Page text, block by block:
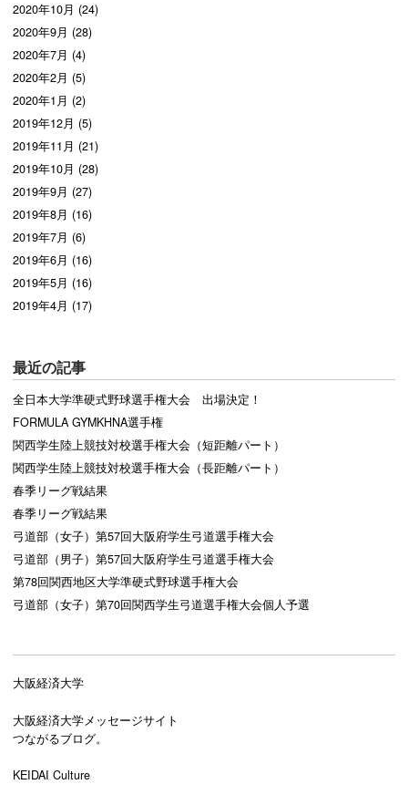
2020年10月 (24)
2020年9月 (28)
2020年7月 (4)
2020年2月 (5)
2020年1月 (2)
2019年12月 (5)
2019年11月 (21)
2019年10月 (28)
2019年9月 (27)
2019年8月 (16)
2019年7月 (6)
2019年6月 (16)
2019年5月 (16)
2019年4月 (17)
最近の記事
全日本大学準硬式野球選手権大会 出場決定！
FORMULA GYMKHNA選手権
関西学生陸上競技対校選手権大会（短距離パート）
関西学生陸上競技対校選手権大会（長距離パート）
春季リーグ戦結果
春季リーグ戦結果
弓道部（女子）第57回大阪府学生弓道選手権大会
弓道部（男子）第57回大阪府学生弓道選手権大会
第78回関西地区大学準硬式野球選手権大会
弓道部（女子）第70回関西学生弓道選手権大会個人予選
大阪経済大学
大阪経済大学メッセージサイト
つながるブログ。
KEIDAI Culture